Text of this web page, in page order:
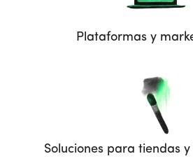
Plataformas y
Soluciones para tiendas y